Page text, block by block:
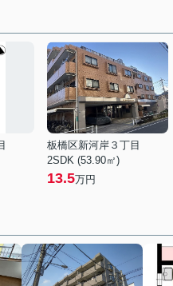
板橋区新河岸３丁目
2SDK (53.90㎡)
13.5万円